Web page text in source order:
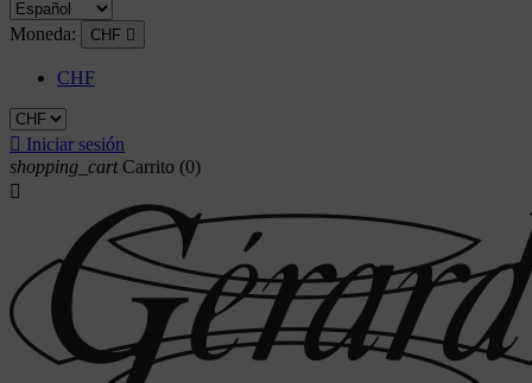
Moneda: CHF 
CHF
 Iniciar sesión
shopping_cart Carrito (0)
